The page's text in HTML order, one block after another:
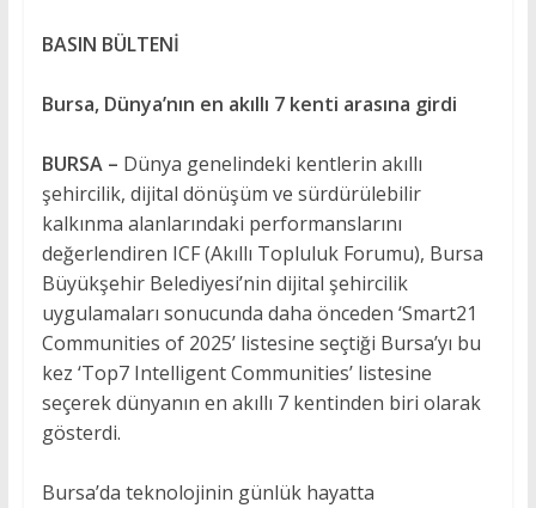
BASIN BÜLTENİ
Bursa, Dünya’nın en akıllı 7 kenti arasına girdi
BURSA – Dünya genelindeki kentlerin akıllı
şehircilik, dijital dönüşüm ve sürdürülebilir
kalkınma alanlarındaki performanslarını
değerlendiren ICF (Akıllı Topluluk Forumu), Bursa
Büyükşehir Belediyesi’nin dijital şehircilik
uygulamaları sonucunda daha önceden ‘Smart21
Communities of 2025’ listesine seçtiği Bursa’yı bu
kez ‘Top7 Intelligent Communities’ listesine
seçerek dünyanın en akıllı 7 kentinden biri olarak
gösterdi.
Bursa’da teknolojinin günlük hayatta